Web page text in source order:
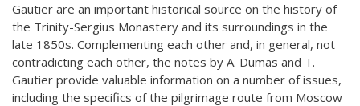
Gautier are an important historical source on the history of
the Trinity-Sergius Monastery and its surroundings in the
late 1850s. Complementing each other and, in general, not
contradicting each other, the notes by A. Dumas and T.
Gautier provide valuable information on a number of issues,
including the specifics of the pilgrimage route from Moscow